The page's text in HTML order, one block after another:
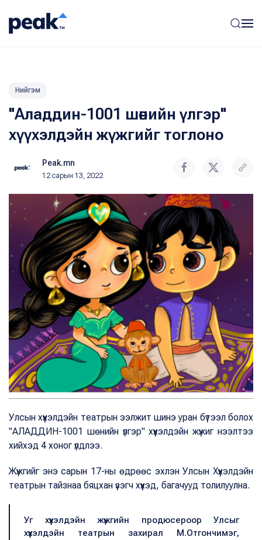
Нийгэм
"Аладдин-1001 шөнийн үлгэр"
хүүхэлдэйн жүжгийг тоглоно
Peak.mn
12 сарын 13, 2022
Улсын хүүхэлдэйн театрын ээлжит шинэ уран бүтээл болох
"АЛАДДИН-1001 шөнийн үлгэр" хүүхэлдэйн жүжиг нээлтээ
хийхэд 4 хоног үлдлээ.
Жүжгийг энэ сарын 17-ны өдрөөс эхлэн Улсын Хүүхэлдэйн
театрын тайзнаа бяцхан үзэгч хүүхэд, багачууд толилуулна.
Уг хүүхэлдэйн жүжгийн продюсероор Улсыг
хүүхэлдэйн театрын захирал М.Отгончимэг,